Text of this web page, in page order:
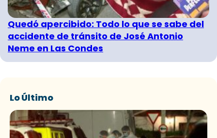
Quedó apercibido: Todo lo que se sabe del
accidente de tránsito de José Antonio
Neme en Las Condes
Lo Último